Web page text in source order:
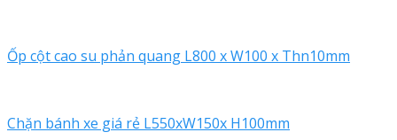
Ốp cột cao su phản quang L800 x W100 x Thn10mm
Chặn bánh xe giá rẻ L550xW150x H100mm